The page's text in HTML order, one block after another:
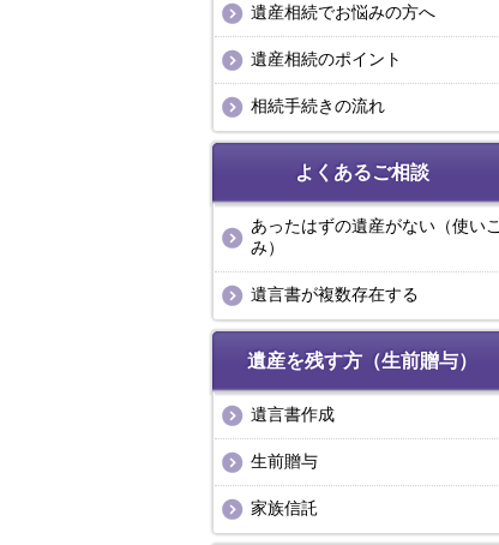
遺産相続でお悩みの方へ
遺産相続のポイント
相続手続きの流れ
よくあるご相談
あったはずの遺産がない（使いこ
み）
遺言書が複数存在する
遺産を残す方（生前贈与）
遺言書作成
生前贈与
家族信託